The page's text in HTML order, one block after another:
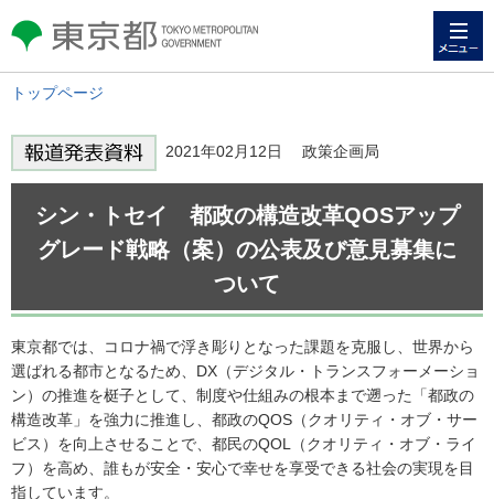
東京都 TOKYO METROPOLITAN
GOVERNMENT
トップページ
2021年02月12日 政策企画局
シン・トセイ 都政の構造改革QOSアップ
グレード戦略（案）の公表及び意見募集に
ついて
東京都では、コロナ禍で浮き彫りとなった課題を克服し、世界から
選ばれる都市となるため、DX（デジタル・トランスフォーメーショ
ン）の推進を梃子として、制度や仕組みの根本まで遡った「都政の
構造改革」を強力に推進し、都政のQOS（クオリティ・オブ・サー
ビス）を向上させることで、都民のQOL（クオリティ・オブ・ライ
フ）を高め、誰もが安全・安心で幸せを享受できる社会の実現を目
指しています。